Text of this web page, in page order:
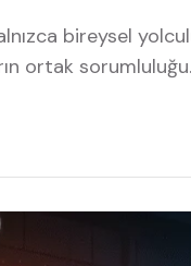
bireysel
ortak
yeniden tanımlıyor.